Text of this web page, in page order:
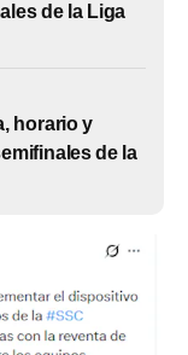
de la Liga
horario y
de la